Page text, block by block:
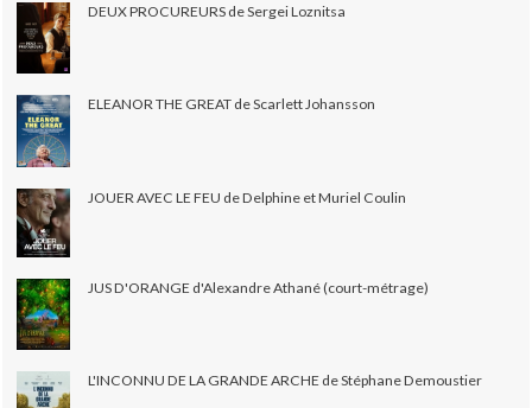
DEUX PROCUREURS de Sergei Loznitsa
ELEANOR THE GREAT de Scarlett Johansson
JOUER AVEC LE FEU de Delphine et Muriel Coulin
JUS D'ORANGE d'Alexandre Athané (court-métrage)
L'INCONNU DE LA GRANDE ARCHE de Stéphane Demoustier